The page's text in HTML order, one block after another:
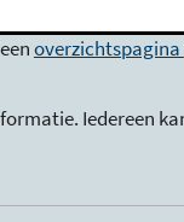
openbaar
overzichtspagina
Iedereen